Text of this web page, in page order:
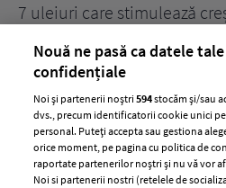
7 uleiuri care stimulează
Nouă ne pasă ca datele
confidențiale
Noi și partenerii noștri594stocăm și/sau
dvs., precum identificatorii cookie unici
personal. Puteți accepta sau gestiona
orice moment, pe pagina cu politica de
raportate partenerilor noștri și nu vă vor
Noi si partenerii nostri (retelele de